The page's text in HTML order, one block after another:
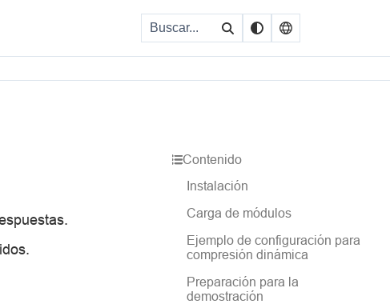
Contenido
Instalación
Carga de módulos
Ejemplo de configuración para
compresión dinámica
Preparación para la
demostración